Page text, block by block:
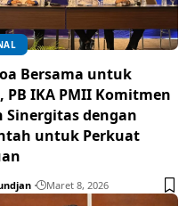
Bersama untuk
PB IKA PMII Komitmen
Sinergitas dengan
untuk Perkuat
Maret 8, 2026